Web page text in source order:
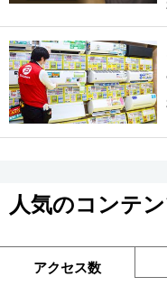
人気のコンテ
アクセス数